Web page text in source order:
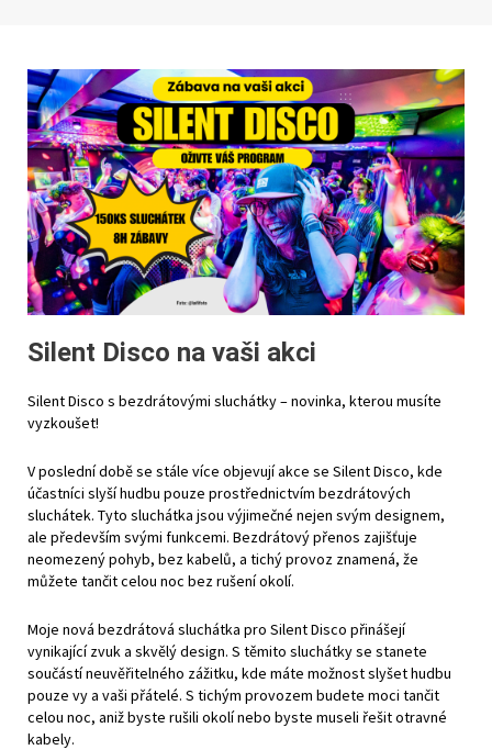
Silent Disco na vaši akci
Silent Disco s bezdrátovými sluchátky – novinka, kterou musíte
vyzkoušet!
V poslední době se stále více objevují akce se Silent Disco, kde
účastníci slyší hudbu pouze prostřednictvím bezdrátových
sluchátek. Tyto sluchátka jsou výjimečné nejen svým designem,
ale především svými funkcemi. Bezdrátový přenos zajišťuje
neomezený pohyb, bez kabelů, a tichý provoz znamená, že
můžete tančit celou noc bez rušení okolí.
Moje nová bezdrátová sluchátka pro Silent Disco přinášejí
vynikající zvuk a skvělý design. S těmito sluchátky se stanete
součástí neuvěřitelného zážitku, kde máte možnost slyšet hudbu
pouze vy a vaši přátelé. S tichým provozem budete moci tančit
celou noc, aniž byste rušili okolí nebo byste museli řešit otravné
kabely.